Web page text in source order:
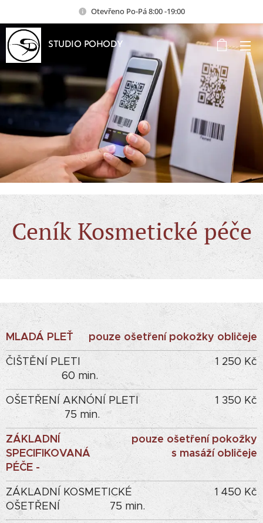
Otevřeno Po-Pá 8:00 -19:00
STUDIO POHODY
Ceník Kosmetické péče
MLADÁ PLEŤ pouze ošetření pokožky obličeje
ČIŠTĚNÍ PLETI
60 min.
1 250 Kč
OŠETŘENÍ AKNÓNÍ PLETI
75 min.
1 350 Kč
ZÁKLADNÍ
SPECIFIKOVANÁ
PÉČE -
pouze ošetření pokožky
s masáží obličeje
ZÁKLADNÍ KOSMETICKÉ
OŠETŘENÍ 75 min.
1 450 Kč